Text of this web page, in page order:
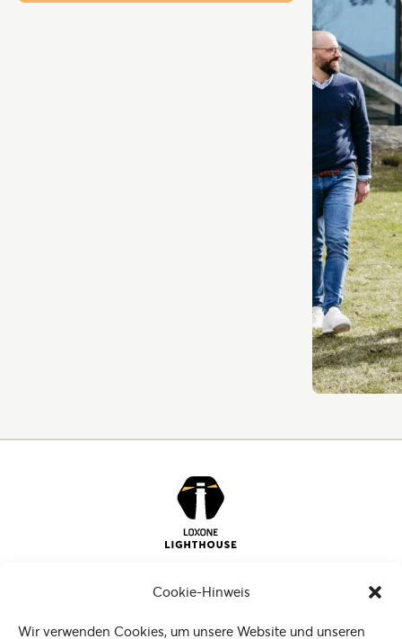
Cookie-Hinweis
Wir verwenden Cookies, um unsere Website und unseren
Impressum
Login